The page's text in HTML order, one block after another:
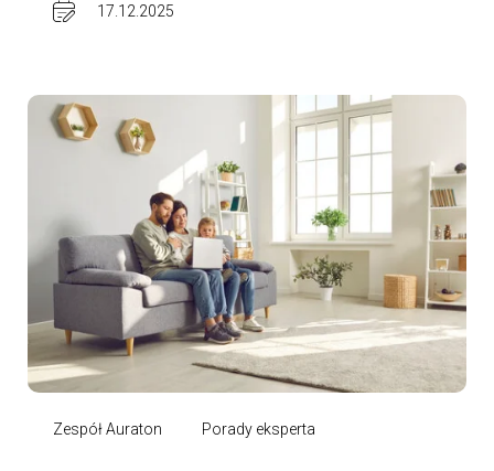
17.12.2025
Zespół Auraton Porady eksperta